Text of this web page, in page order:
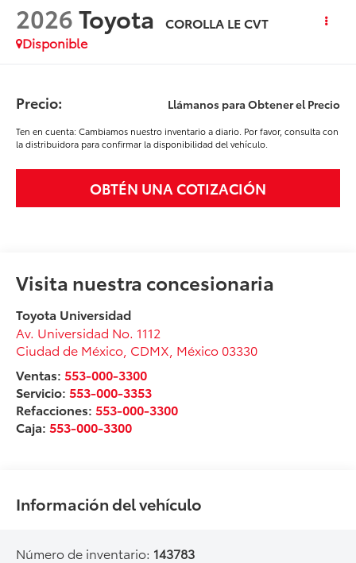
2026Toyota
COROLLA LE CVT
Disponible
Precio: Llámanos para Obtener el Precio
Ten en cuenta: Cambiamos nuestro inventario a diario. Por favor, consulta con
la distribuidora para confirmar la disponibilidad del vehículo.
OBTÉN UNA COTIZACIÓN
Visita nuestra concesionaria
Toyota Universidad
Av. Universidad No. 1112
Ciudad de México CDMX , México 03330
Ventas:553-000-3300
Servicio:553-000-3353
Refacciones:553-000-3300
Caja:553-000-3300
Información del vehículo
Número de inventario: 143783